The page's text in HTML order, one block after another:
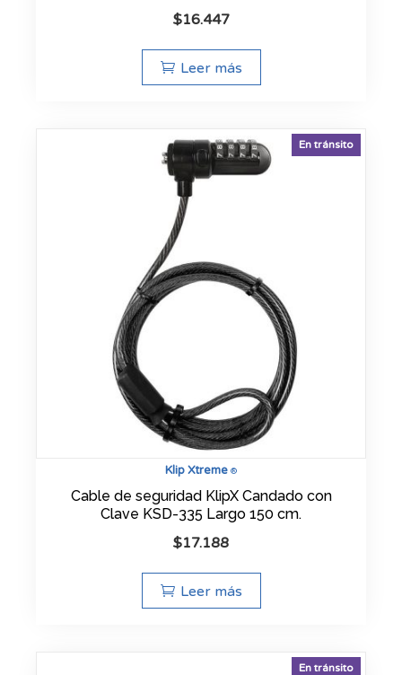
$16.447
Leer más
Klip Xtreme ®
En tránsito
Cable de seguridad KlipX Candado con
Clave KSD-335 Largo 150 cm.
$17.188
Leer más
En tránsito